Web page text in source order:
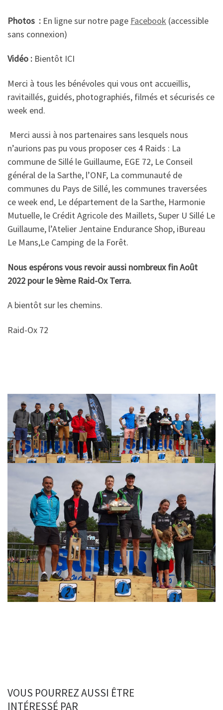
Photos : En ligne sur notre page Facebook (accessible
sans connexion)
Vidéo : Bientôt ICI
Merci à tous les bénévoles qui vous ont accueillis,
ravitaillés, guidés, photographiés, filmés et sécurisés ce
week end.
Merci aussi à nos partenaires sans lesquels nous
n’aurions pas pu vous proposer ces 4 Raids : La
commune de Sillé le Guillaume, EGE 72, Le Conseil
général de la Sarthe, l’ONF, La communauté de
communes du Pays de Sillé, les communes traversées
ce week end, Le département de la Sarthe, Harmonie
Mutuelle, le Crédit Agricole des Maillets, Super U Sillé Le
Guillaume, l’Atelier Jentaine Endurance Shop, iBureau
Le Mans,Le Camping de la Forêt.
Nous espérons vous revoir aussi nombreux fin Août
2022 pour le 9ème Raid-Ox Terra.
A bientôt sur les chemins.
Raid-Ox 72
VOUS POURREZ AUSSI ÊTRE
INTÉRESSÉ PAR